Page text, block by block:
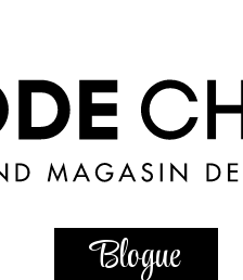
Blogue